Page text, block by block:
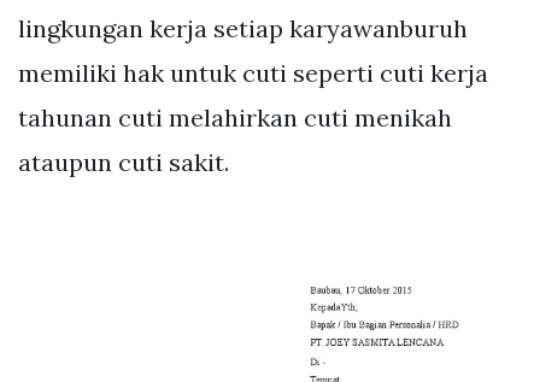
lingkungan kerja setiap karyawanburuh
memiliki hak untuk cuti seperti cuti kerja
tahunan cuti melahirkan cuti menikah
ataupun cuti sakit.